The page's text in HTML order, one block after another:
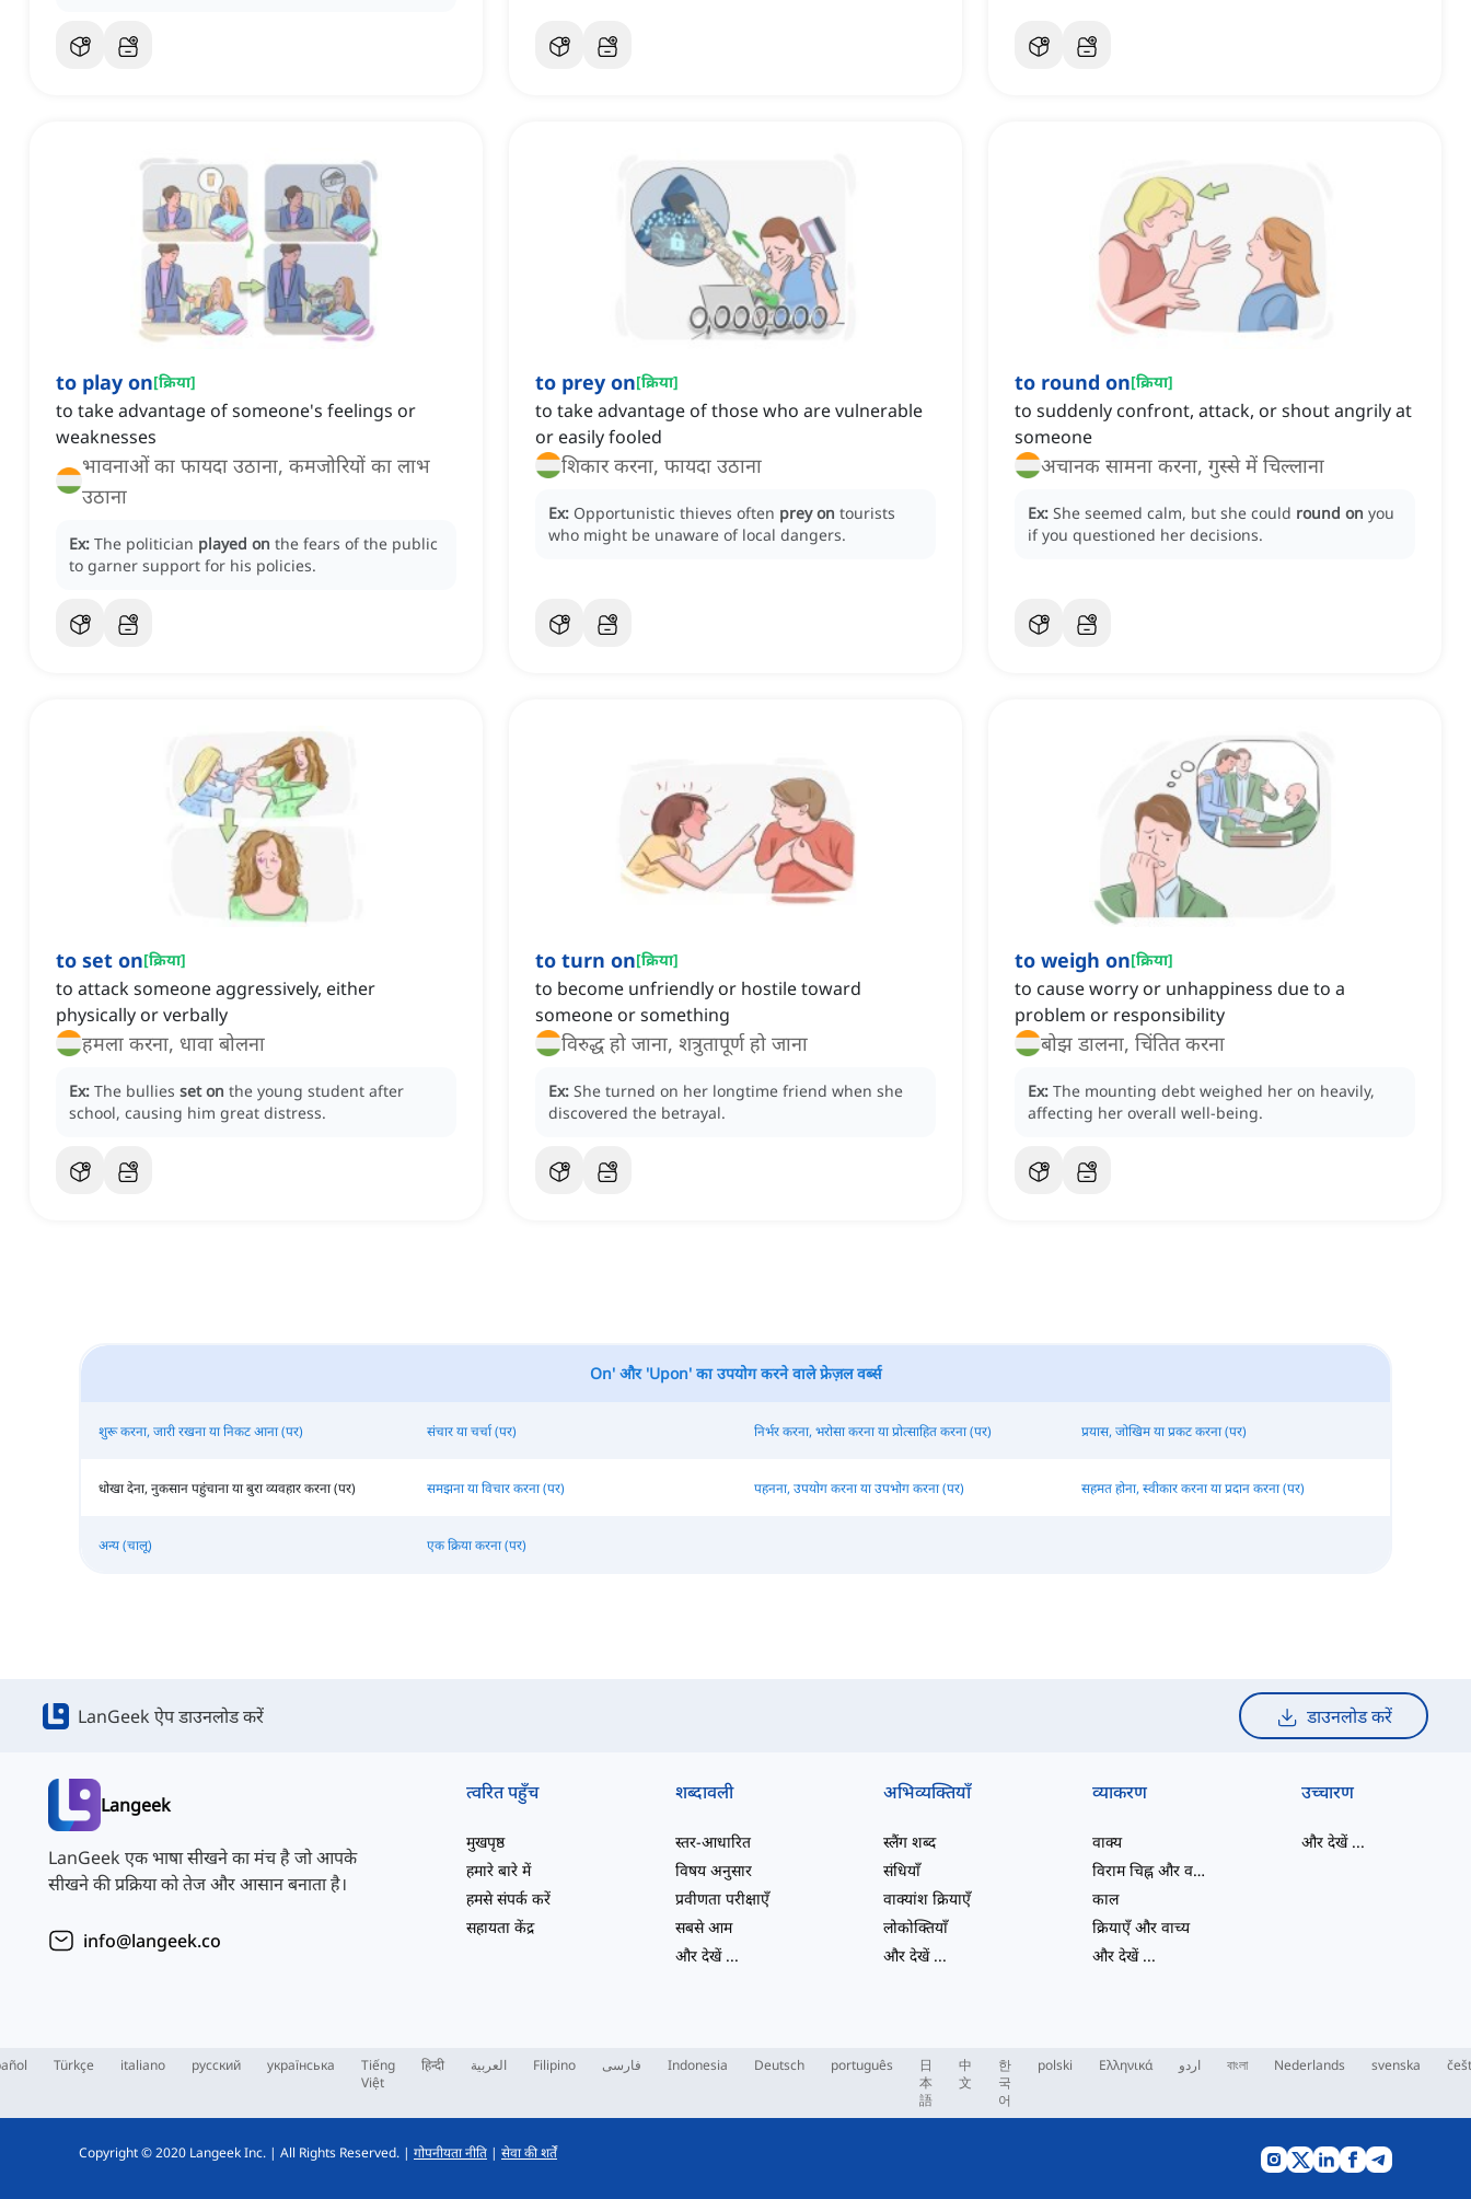
to play on[क्रिया]
to take advantage of someone's feelings or
weaknesses
भावनाओं का फायदा उठाना, कमजोरियों का लाभ
उठाना
Ex: The politician played on the fears of the public
to garner support for his policies.
to prey on[क्रिया]
to take advantage of those who are vulnerable
or easily fooled
शिकार करना, फायदा उठाना
Ex: Opportunistic thieves often prey on tourists
who might be unaware of local dangers.
to round on[क्रिया]
to suddenly confront, attack, or shout angrily at
someone
अचानक सामना करना, गुस्से में चिल्लाना
Ex: She seemed calm, but she could round on you
if you questioned her decisions.
to set on[क्रिया]
to attack someone aggressively, either
physically or verbally
हमला करना, धावा बोलना
Ex: The bullies set on the young student after
school, causing him great distress.
to turn on[क्रिया]
to become unfriendly or hostile toward
someone or something
विरुद्ध हो जाना, शत्रुतापूर्ण हो जाना
Ex: She turned on her longtime friend when she
discovered the betrayal.
to weigh on[क्रिया]
to cause worry or unhappiness due to a
problem or responsibility
बोझ डालना, चिंतित करना
Ex: The mounting debt weighed her on heavily,
affecting her overall well-being.
On' और 'Upon' का उपयोग करने वाले फ्रेज़ल वर्ब्स
शुरू करना, जारी रखना या निकट आना (पर) संचार या चर्चा (पर) निर्भर करना, भरोसा करना या प्रोत्साहित करना (पर) प्रयास, जोखिम या प्रकट करना (पर)
धोखा देना, नुकसान पहुंचाना या बुरा व्यवहार करना (पर) समझना या विचार करना (पर) पहनना, उपयोग करना या उपभोग करना (पर) सहमत होना, स्वीकार करना या प्रदान करना (पर)
अन्य (चालू) एक क्रिया करना (पर)
LanGeek ऐप डाउनलोड करें डाउनलोड करें
Langeek
LanGeek एक भाषा सीखने का मंच है जो आपके
सीखने की प्रक्रिया को तेज और आसान बनाता है।
info@langeek.co
त्वरित पहुँच
मुखपृष्ठ
हमारे बारे में
हमसे संपर्क करें
सहायता केंद्र
शब्दावली
स्तर-आधारित
विषय अनुसार
प्रवीणता परीक्षाएँ
सबसे आम
और देखें...
अभिव्यक्तियाँ
स्लैंग शब्द
संधियाँ
वाक्यांश क्रियाएँ
लोकोक्तियाँ
और देखें...
व्याकरण
वाक्य
विराम चिह्न और वर्तनी
काल
क्रियाएँ और वाच्य
और देखें...
उच्चारण
और देखें...
Türkçe italiano русский українська
Tiếng
Việt
हिन्दी العربية Filipino فارسی Indonesia Deutsch português
日
本
語
中
文
한
국
어
polski Ελληνικά اردو বাংলা Nederlands svenska
Copyright © 2020 Langeek Inc. | All Rights Reserved. | गोपनीयता नीति | सेवा की शर्तें